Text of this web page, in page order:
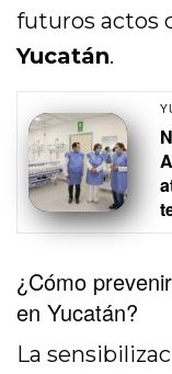
futuros actos
Yucatán.
¿Cómo
en Yucatán?
La